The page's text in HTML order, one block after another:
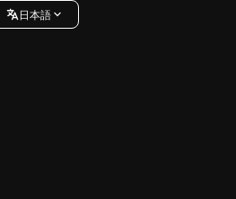
日本語